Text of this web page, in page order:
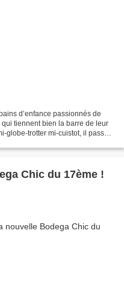
d’enfance passionnés de
tiennent bien la barre de leur
globe-trotter mi-cuistot, il passe
Chic du 17ème !